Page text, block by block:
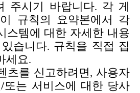
주시기 바랍니다. 각 게
규칙의 요약본에서 각
스템에 대한 자세한 내용
습니다. 규칙을 직접 집
세요.
츠를 신고하려면, 사용자
또는 서비스에 대한 당사